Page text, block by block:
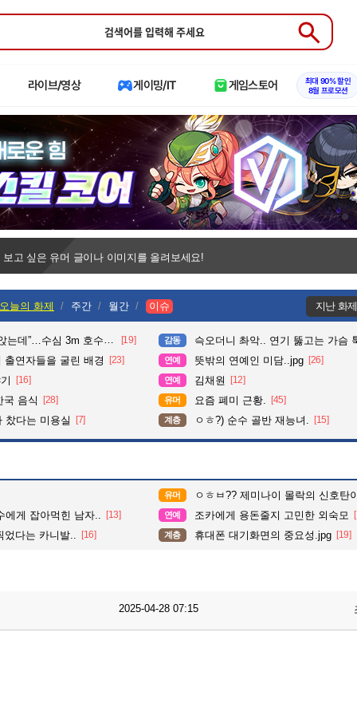
Submit
라이브/영상 게이밍/IT 게임스토어
최대 90% 할인
8월 프로모션
보고 싶은 유머 글이나 이미지를 올려보세요!
오늘의 화제 주간 월간 이슈 지난 화
심 3m 호수 뛰어든 60대 의인 [19] 감동
슥오더니 촤악.. 연기 뚫고는 가슴 툭툭.. 지나가
연자들을 굴린 배경
[23] 연예 뜻밖의 연예인 미담..jpg [26]
[16] 연예 김채원 [12]
국 음식 [28] 유머 요즘 폐미 근황. [45]
찼다는 미용실 [7] 계층 ㅇㅎ?) 순수 골반 재능녀. [15]
유머
ㅇㅎㅂ?? 제미나이 몰락의 신호탄
에게 잡아먹힌 남자..
[13] 연예 조카에게 용돈줄지 고민한 외숙모
었다는 카니발.. [16] 계층 휴대폰 대기화면의 중요성.jpg [19]
2025-04-28 07:15